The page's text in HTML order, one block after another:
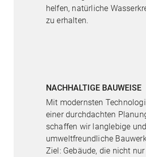
helfen, natürliche
zu erhalten.
NACHHALTIGE BAUWEISE
Mit modernsten
einer durchdachten
schaffen wir langlebige und
umweltfreundliche
Ziel: Gebäude, die nicht nur